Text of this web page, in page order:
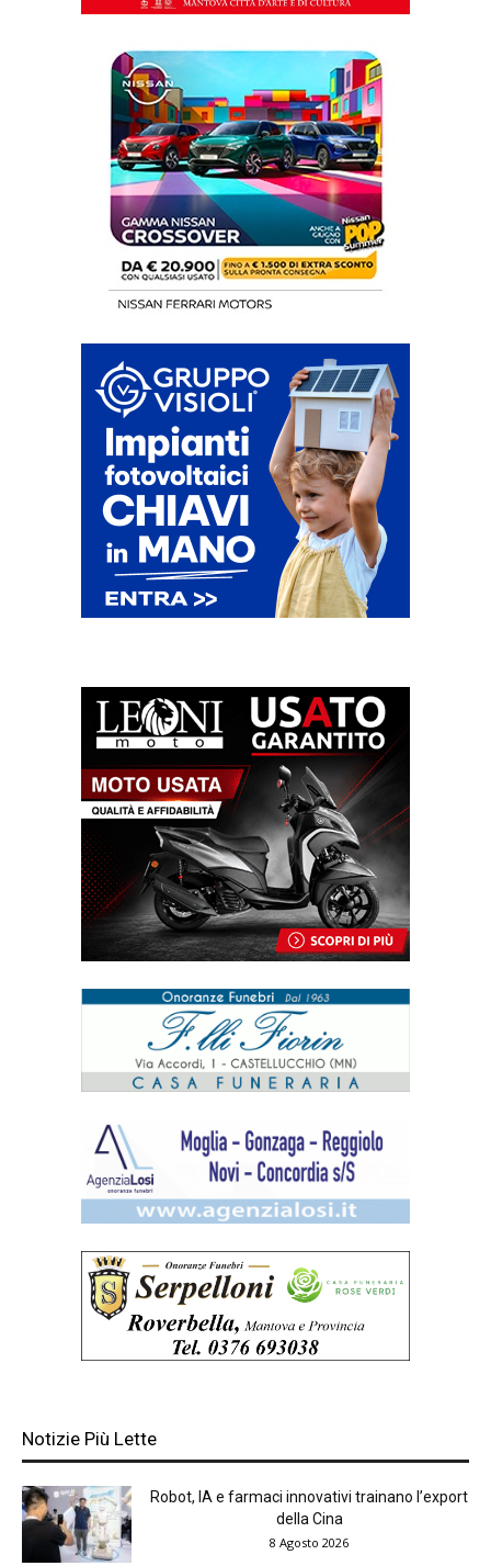
Notizie Più Lette
Robot, IA e farmaci innovativi trainano l’export
della Cina
8 Agosto 2026